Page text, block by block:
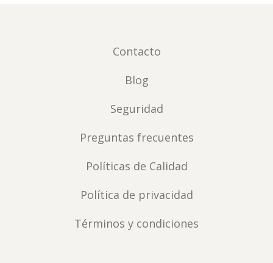
Contacto
Blog
Seguridad
Preguntas frecuentes
Políticas de Calidad
Política de privacidad
Términos y condiciones